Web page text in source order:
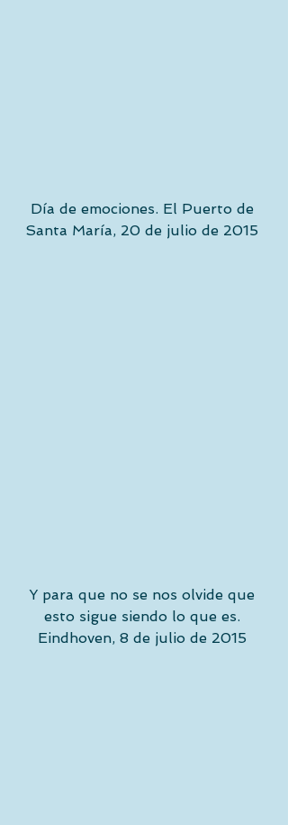
Día de emociones. El Puerto de
Santa María, 20 de julio de 2015
Y para que no se nos olvide que
esto sigue siendo lo que es.
Eindhoven, 8 de julio de 2015